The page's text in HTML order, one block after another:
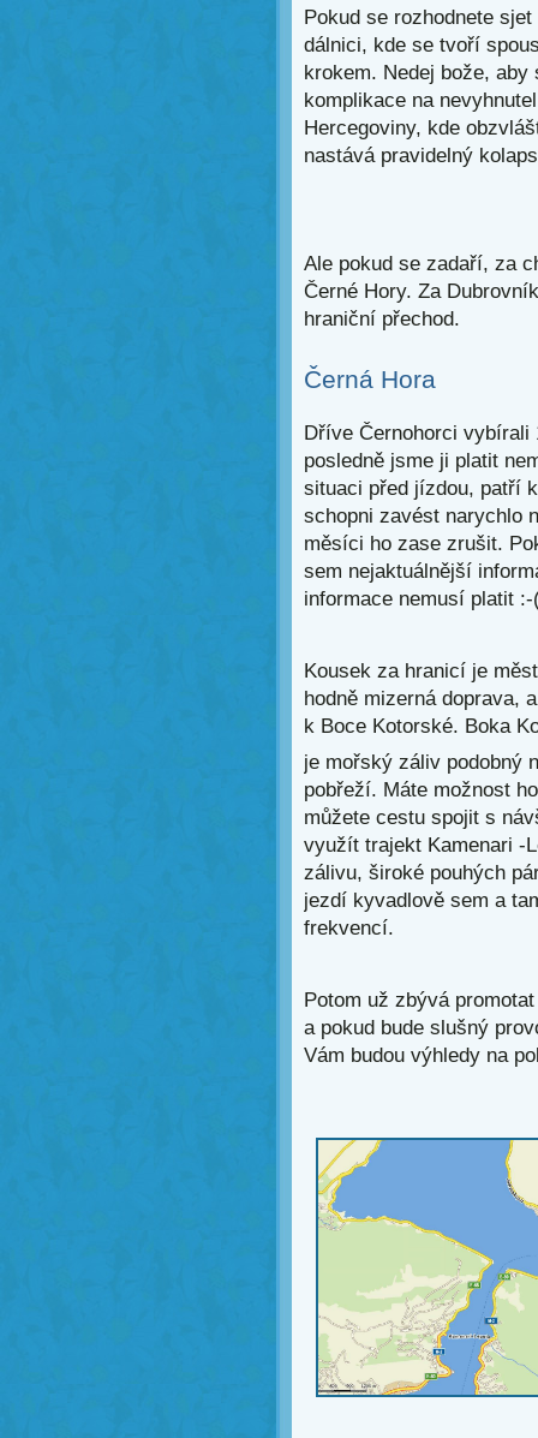
Pokud se rozhodnete
dálnici, kde se tvoří
krokem. Nedej bože, aby
komplikace na
Hercegoviny, kde
nastává pravidelný
Ale pokud se zadaří, za
Černé Hory. Za
hraniční přechod.
Černá Hora
Dříve Černohorci vybírali
posledně jsme ji platit
situaci před jízdou, patří
schopni zavést narychlo
měsíci ho zase zrušit.
sem nejaktuálnější
informace nemusí platit :-
Kousek za hranicí je
hodně mizerná doprava,
k Boce Kotorské. Boka
je mořský záliv podobný
pobřeží. Máte možnost
můžete cestu spojit s
využít trajekt Kamenari -
zálivu, široké pouhých
jezdí kyvadlově sem a
frekvencí.
Potom už zbývá
a pokud bude slušný
Vám budou výhledy na